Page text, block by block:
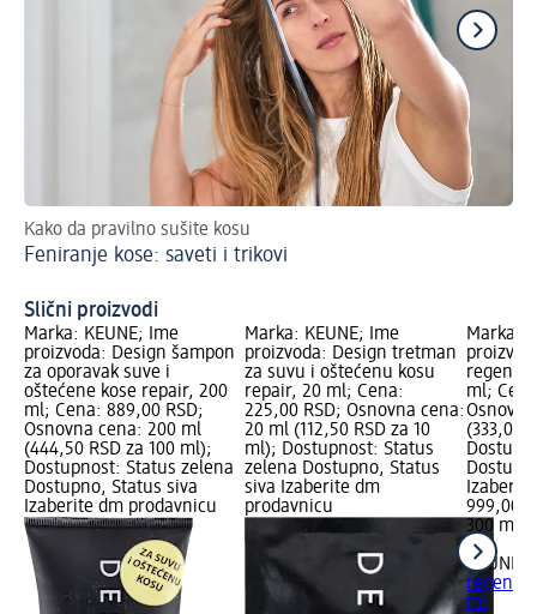
Kako da pravilno sušite kosu
Feniranje kose: saveti i trikovi
Slični proizvodi
Marka: KEUNE; Ime
proizvoda: Design šampon
za oporavak suve i
oštećene kose repair, 200
ml; Cena: 889,00 RSD;
Osnovna cena: 200 ml
(444,50 RSD za 100 ml);
Dostupnost: Status zelena
Dostupno, Status siva
Izaberite dm prodavnicu
Marka: KEUNE; Ime
proizvoda: Design tretman
za suvu i oštećenu kosu
repair, 20 ml; Cena:
225,00 RSD; Osnovna cena:
20 ml (112,50 RSD za 10
ml); Dostupnost: Status
zelena Dostupno, Status
siva Izaberite dm
prodavnicu
Marka:
ml;
(333,00
999,00
300 ml
ml)
KEUNE
ml